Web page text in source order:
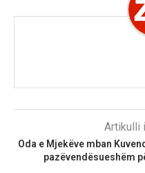
Artikulli
Oda e Mjekëve mban
pazëvendësueshëm